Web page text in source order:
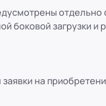
отдельно
боковой загрузки и
на